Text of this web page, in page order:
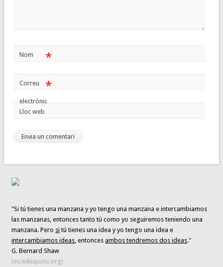
Nom *
Correu
electrònic
*
Lloc web
"Si tú tienes una manzana y yo tengo una manzana e intercambiamos
las manzanas, entonces tanto tú como yo seguiremos teniendo una
manzana. Pero si tú tienes una idea y yo tengo una idea e
intercambiamos ideas, entoncesambos tendremos dos ideas."
G. Bernard Shaw
(es.wikiquote.org)